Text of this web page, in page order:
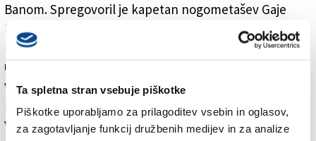
Ta spletna stran vsebuje piškotke
Piškotke uporabljamo za prilagoditev vsebin in oglasov,
za zagotavljanje funkcij družbenih medijev in za analize
Banom. Spregovoril je kapetan nogometašev Gaje
Michele Ferluga, analizirali pa smo konec sezone v
nogometnih amaterskih ligah. Poročamo tudi o
uspehih jadralcev TPK Sirena na državnem prvenstvu
v olimpijskih razredih. V rubriki (P)osebno se bo
predstavila odbojkarica Tjaša Mazzucca, v
višješolskem portretu pa odbojkarica Iris Petruz.